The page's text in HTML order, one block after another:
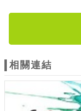
相關連結